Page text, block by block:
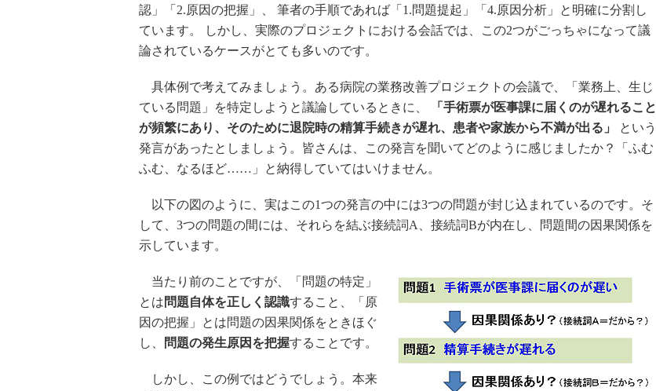
認」「2.原因の把握」、 筆者の手順であれば「1.問題提起」「4.原因分析」と明確に分割し
ています。 しかし、実際のプロジェクトにおける会話では、この2つがごっちゃになって議
論されているケースがとても多いのです。
具体例で考えてみましょう。ある病院の業務改善プロジェクトの会議で、「業務上、生じ
ている問題」を特定しようと議論しているときに、
「手術票が医事課に届くのが遅れること
が頻繁にあり、そのために退院時の精算手続きが遅れ、患者や家族から不満が出る」
という
発言があったとしましょう。皆さんは、この発言を聞いてどのように感じましたか？「ふむ
ふむ、なるほど……」と納得していてはいけません。
以下の図のように、実はこの1つの発言の中には3つの問題が封じ込まれているのです。そ
して、3つの問題の間には、それらを結ぶ接続詞A、接続詞Bが内在し、問題間の因果関係を
示しています。
当たり前のことですが、「問題の特定」
とは問題自体を正しく認識すること、「原
因の把握」とは問題の因果関係をときほぐ
し、
問題の発生原因を把握することです。
しかし、この例ではどうでしょう。本来